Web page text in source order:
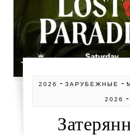
2026 -ЗАРУБЕЖНЫЕ -
2026 -